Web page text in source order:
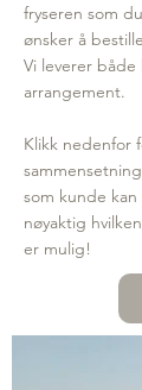
fryseren som
ønsker å
Vi leverer
arrangement.
Klikk nedenfor
som kunde
nøyaktig
er mulig!